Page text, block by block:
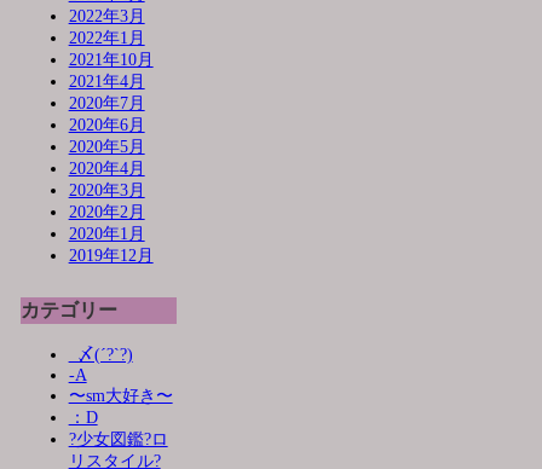
2022年3月
2022年1月
2021年10月
2021年4月
2020年7月
2020年6月
2020年5月
2020年4月
2020年3月
2020年2月
2020年1月
2019年12月
カテゴリー
_〆(´?`?)
-A
〜sm大好き〜
：D
?少女図鑑?ロ
リスタイル?